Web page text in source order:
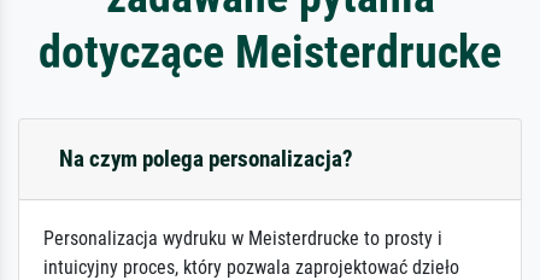
dotyczące Meisterdrucke
Na czym polega personalizacja?
Personalizacja wydruku w Meisterdrucke to prosty i
intuicyjny proces, który pozwala zaprojektować dzieło